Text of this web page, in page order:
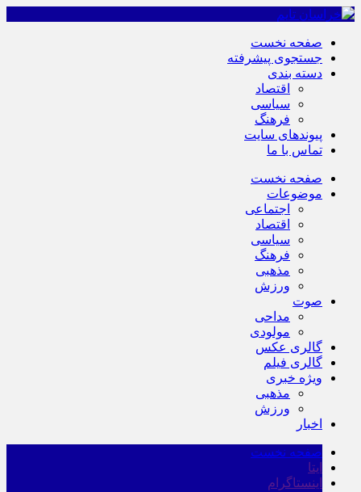
صفحه نخست
جستجوی پیشرفته
دسته بندی
اقتصاد
سیاسی
فرهنگ
پیوندهای سایت
تماس با ما
صفحه نخست
موضوعات
اجتماعی
اقتصاد
سیاسی
فرهنگ
مذهبی
ورزش
صوت
مداحی
مولودی
گالری عکس
گالری فیلم
ویژه خبری
مذهبی
ورزش
اخبار
صفحه نخست
ایتا
اینستاگرام